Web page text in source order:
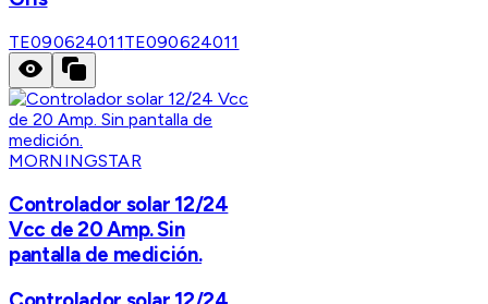
TE090624011TE090624011
MORNINGSTAR
Controlador solar 12/24
Vcc de 20 Amp. Sin
pantalla de medición.